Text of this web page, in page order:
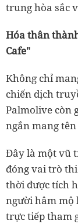
trung hòa sắc
Hóa thân
Cafe"
Không chỉ
chiến dịch
Palmolive còn
ngắn mang
Đây là một vũ
đóng vai trò
thời được tích
người hâm mộ
trực tiếp tham